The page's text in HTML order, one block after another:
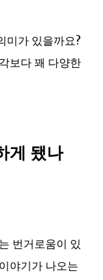
미가 있을까요?
보다 꽤 다양한
게 됐나
번거로움이 있
야기가 나오는